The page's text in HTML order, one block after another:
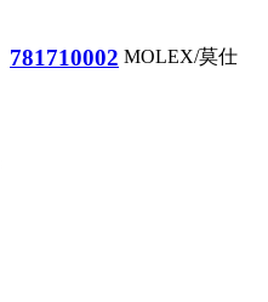
781710002 MOLEX/莫仕